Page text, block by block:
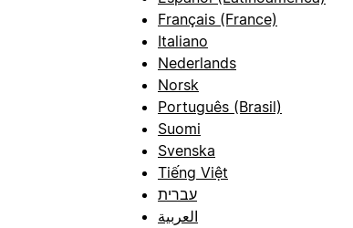
Français (France)
Italiano
Nederlands
Norsk
Português (Brasil)
Suomi
Svenska
Tiếng Việt
עברית
العربية